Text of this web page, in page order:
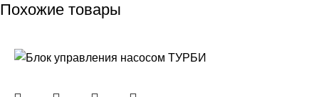
Похожие товары